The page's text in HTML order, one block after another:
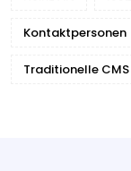
Kontaktpersonen
Traditionelle CMS